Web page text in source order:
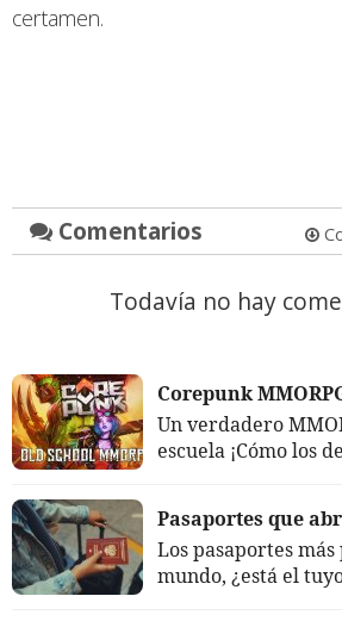
certamen.
Comentarios
Todavía no hay
Corepunk
Un verdadero
escuela ¡Cómo los
Pasaportes que
Los pasaportes
mundo, ¿está el